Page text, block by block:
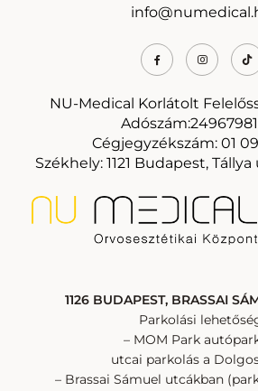
1126 BUDAPEST, BRASSAI
Parkolási
– MOM Park
utcai parkolás a
– Brassai Sámuel utcákban
NU-Medical Korlátolt
Cégjegyzékszám: 01
Székhely: 1121 Budapest,